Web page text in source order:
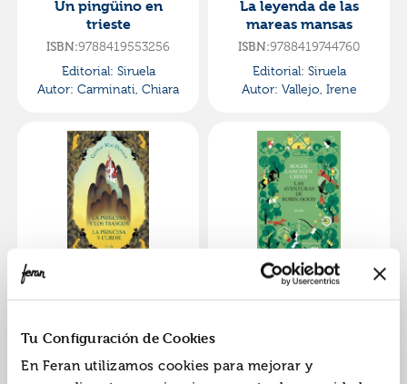
Tu Configuración de Cookies
En Feran utilizamos cookies para mejorar y
Un pingüino en
trieste
ISBN:9788419553256
Editorial: Siruela
Autor: Carminati, Chiara
La leyenda de las
mareas mansas
ISBN:9788419744760
Editorial: Siruela
Autor: Vallejo, Irene
ISBN: 9788419419620
Autor:Macdonald,
Las aventuras de
Autor:Green, Roger